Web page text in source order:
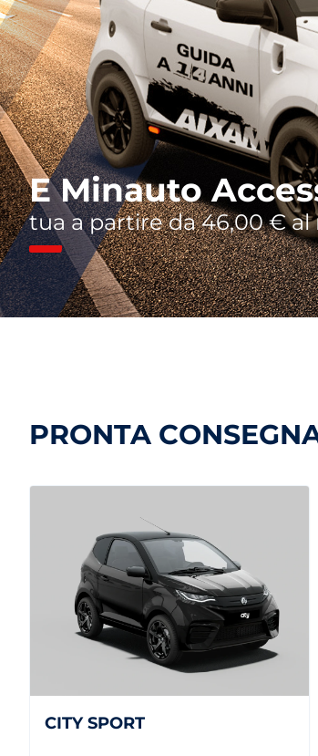
E Minauto
tua a partire da 46,00 € al
PRONTA
CITY SPORT